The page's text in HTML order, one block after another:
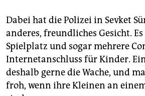
Dabei hat die Polizei in Sevket
anderes, freundliches Gesicht.
Spielplatz und sogar mehrere
Internetanschluss für Kinder.
deshalb gerne die Wache, und
froh, wenn ihre Kleinen an